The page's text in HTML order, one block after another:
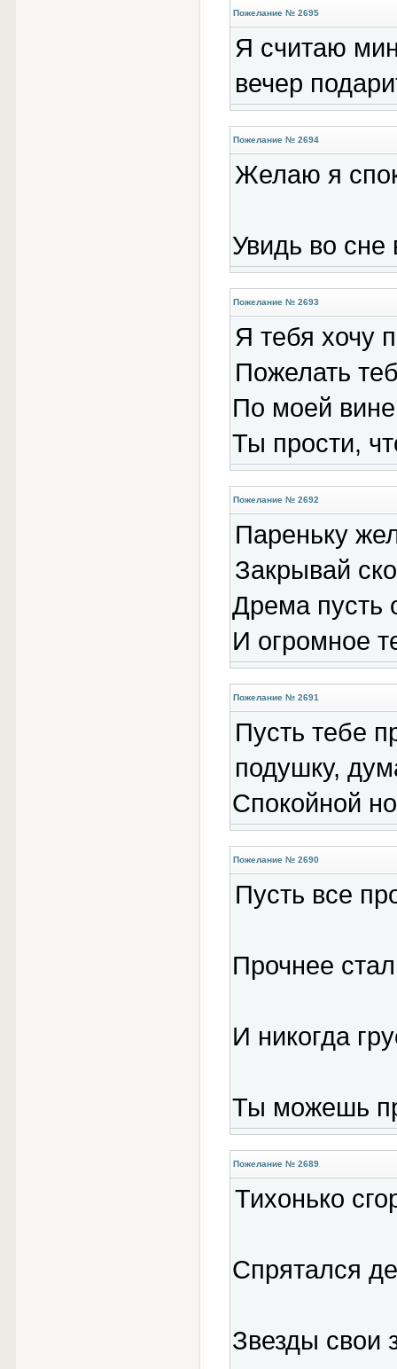
Пожелание № 2695
Я считаю
вечер
Пожелание № 2694
Желаю я
Увидь во сне
Пожелание № 2693
Я тебя хочу
Пожелать
По моей
Ты прости,
Пожелание № 2692
Пареньку
Закрывай
Дрема пусть
И огромное
Пожелание № 2691
Пусть тебе
подушку,
Спокойной
Пожелание № 2690
Пусть все
Прочнее
И никогда
Ты можешь
Пожелание № 2689
Тихонько
Спрятался
Звезды свои